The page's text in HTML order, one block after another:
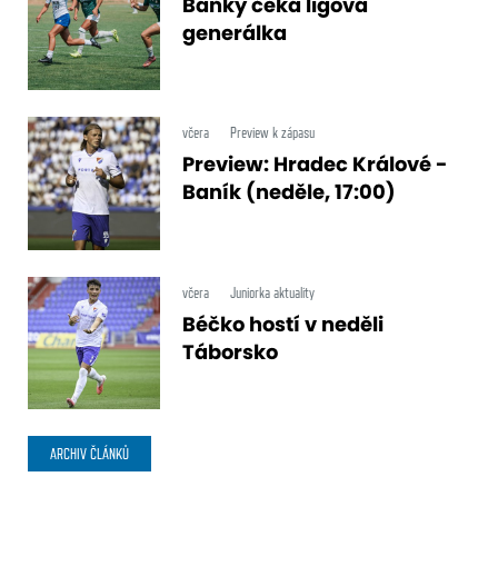
generálka
včera Preview k zápasu
Preview: Hradec Králové -
Baník (neděle, 17:00)
včera Juniorka aktuality
Béčko hostí v neděli
Táborsko
ARCHIV ČLÁNKŮ